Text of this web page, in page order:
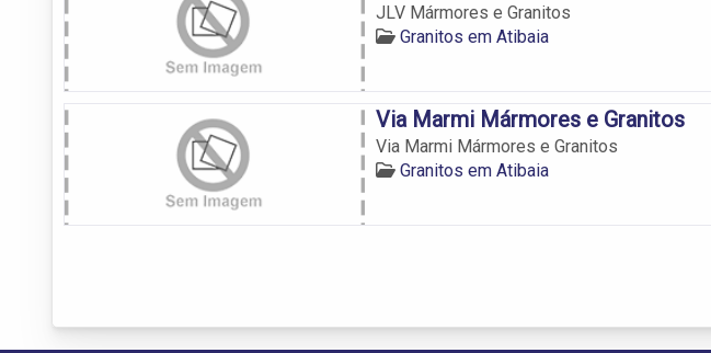
JLV Mármores e Granitos
Granitos em Atibaia
Via Marmi Mármores e Granitos
Via Marmi Mármores e Granitos
Granitos em Atibaia